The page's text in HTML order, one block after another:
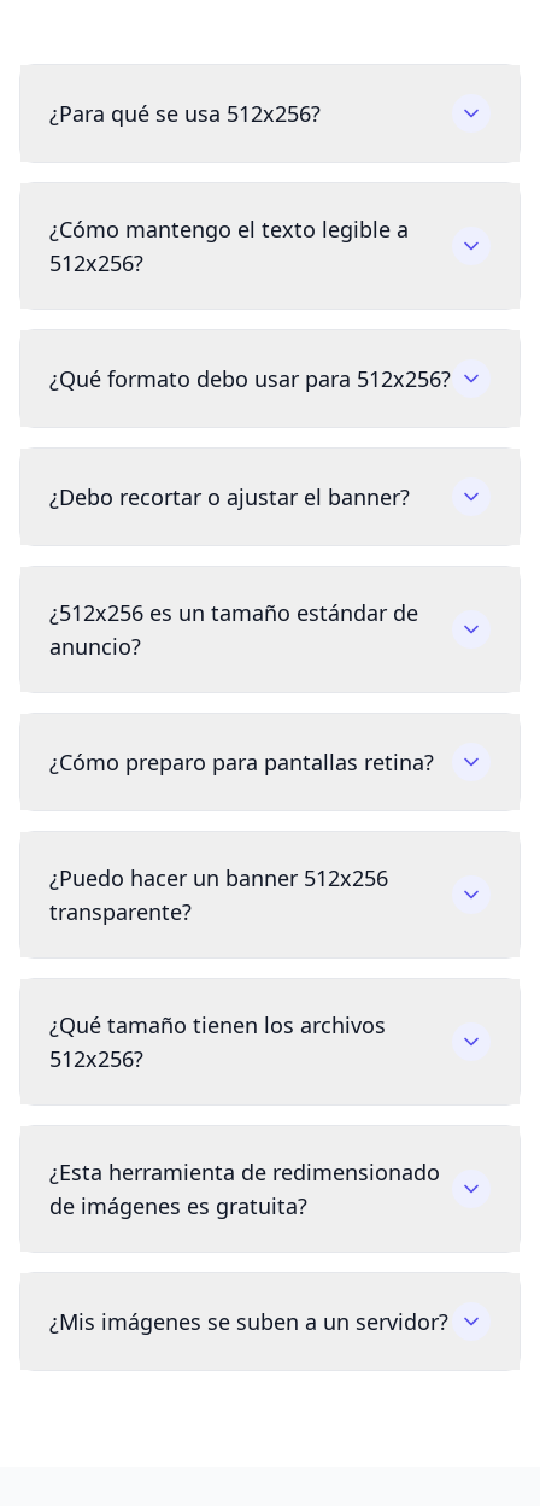
¿Para qué se usa 512x256?
¿Cómo mantengo el texto legible a
512x256?
¿Qué formato debo usar para 512x256?
¿Debo recortar o ajustar el banner?
¿512x256 es un tamaño estándar de
anuncio?
¿Cómo preparo para pantallas retina?
¿Puedo hacer un banner 512x256
transparente?
¿Qué tamaño tienen los archivos
512x256?
¿Esta herramienta de redimensionado
de imágenes es gratuita?
¿Mis imágenes se suben a un servidor?